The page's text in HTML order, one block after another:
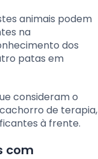
animais podem
na
dos
patas em
consideram o
de terapia,
à frente.
com